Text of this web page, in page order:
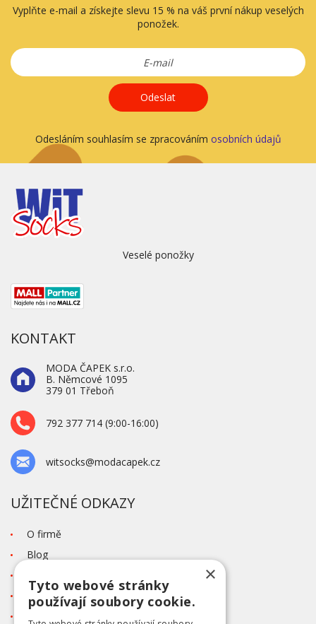
Vyplňte e-mail a získejte slevu 15 % na váš první nákup veselých
ponožek.
Odeslat
Odesláním souhlasím se zpracováním osobních údajů
Veselé ponožky
KONTAKT
MODA ČAPEK s.r.o.
B. Němcové 1095
379 01 Třeboň
792 377 714 (9:00-16:00)
witsocks@modacapek.cz
UŽITEČNÉ ODKAZY
O firmě
Blog
Tabulka velikostí
×
Tyto webové stránky
používají soubory cookie.